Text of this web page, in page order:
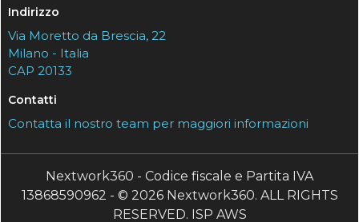
Indirizzo
Via Moretto da Brescia, 22
Milano - Italia
CAP 20133
Contatti
Contatta il nostro team per maggiori informazioni
Nextwork360 - Codice fiscale e Partita IVA
13868590962 - © 2026 Nextwork360. ALL RIGHTS
RESERVED. ISP AWS